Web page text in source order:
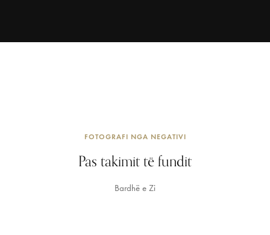
FOTOGRAFI NGA NEGATIVI
Pas takimit të fundit
Bardhë e Zi